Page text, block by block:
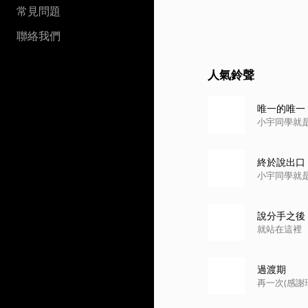
常見問題
聯絡我們
人氣鈴聲
唯一的唯一
小宇同學就
終於說出口
小宇同學就
說分手之後
就站在這裡
過渡期
再一次(感謝